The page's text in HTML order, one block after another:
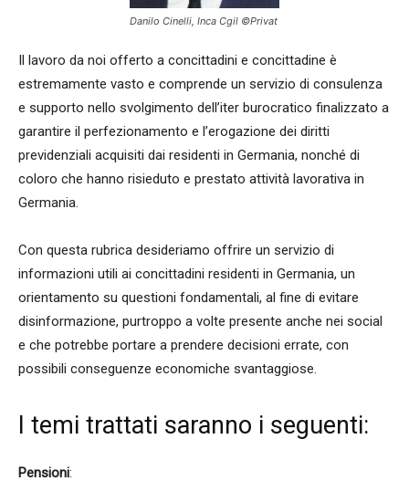
Danilo Cinelli, Inca Cgil ©Privat
Il lavoro da noi offerto a concittadini e concittadine è
estremamente vasto e comprende un servizio di consulenza
e supporto nello svolgimento dell’iter burocratico finalizzato a
garantire il perfezionamento e l’erogazione dei diritti
previdenziali acquisiti dai residenti in Germania, nonché di
coloro che hanno risieduto e prestato attività lavorativa in
Germania.
Con questa rubrica desideriamo offrire un servizio di
informazioni utili ai concittadini residenti in Germania, un
orientamento su questioni fondamentali, al fine di evitare
disinformazione, purtroppo a volte presente anche nei social
e che potrebbe portare a prendere decisioni errate, con
possibili conseguenze economiche svantaggiose.
I temi trattati saranno i seguenti:
Pensioni: